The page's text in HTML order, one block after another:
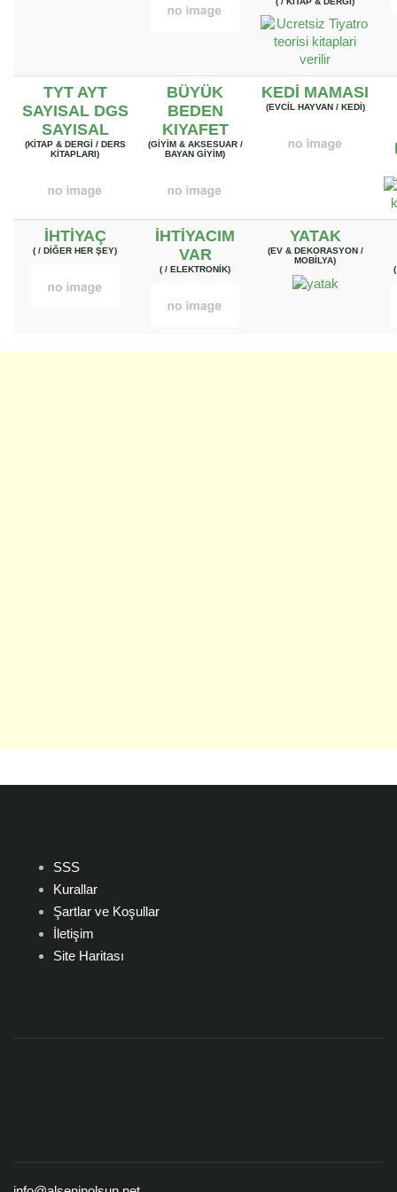
TYT AYT
SAYISAL DGS
SAYISAL
(KITAP & DERGI / DERS
KITAPLARI)
BÜYÜK
BEDEN
KIYAFET
(GIYIM & AKSESUAR /
BAYAN GIYIM)
KEDI MAMASI
(EVCIL HAYVAN / KEDI)
İHTIYAÇ
( / DIĞER HER ŞEY)
İHTIYACIM
VAR
( / ELEKTRONIK)
YATAK
(EV & DEKORASYON /
MOBILYA)
SSS
Kurallar
Şartlar ve Koşullar
İletişim
Site Haritası